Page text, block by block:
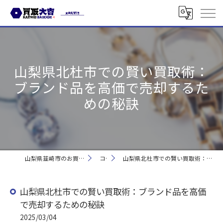
山梨県北杜市での賢い買取術：
ブランド品を高価で売却するた
めの秘訣
山梨県韮崎市のお買取なら買取大吉 韮崎駅前店 コラム 山梨県北杜市での賢い買取術：ブランド品を高価で売却するための秘訣
山梨県北杜市での賢い買取術：ブランド品を高価
で売却するための秘訣
2025/03/04